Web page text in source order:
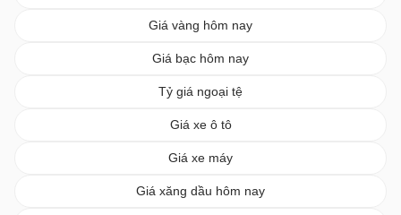
Giá vàng hôm nay
Giá bạc hôm nay
Tỷ giá ngoại tệ
Giá xe ô tô
Giá xe máy
Giá xăng dầu hôm nay